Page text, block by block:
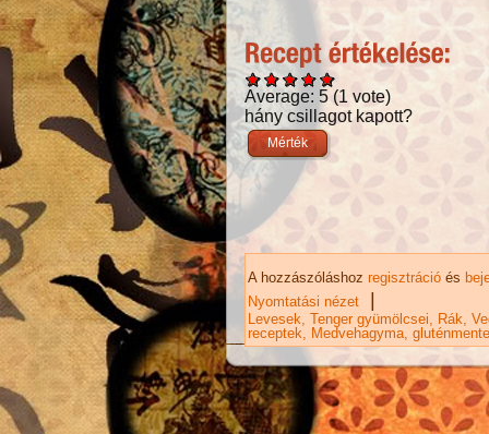
Average: 5 (1 vote)
hány csillagot kapott?
A hozzászóláshoz regisztráció és
Nyomtatási nézet
|
Levesek Tenger gyümölcsei Rák
receptek
Medvehagyma